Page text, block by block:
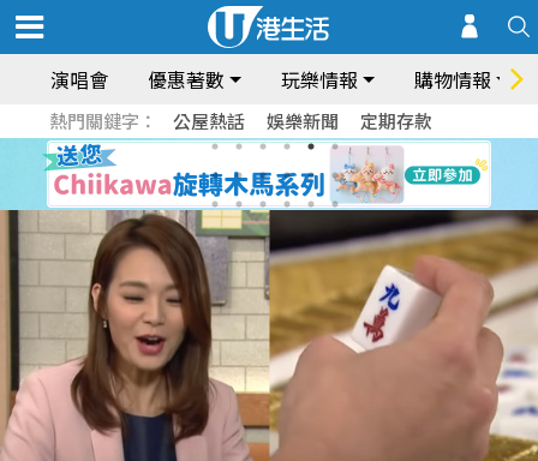
演唱會 優惠著數 玩樂情報 購物情報
熱門關鍵字： 公屋熱話 娛樂新聞 定期存款